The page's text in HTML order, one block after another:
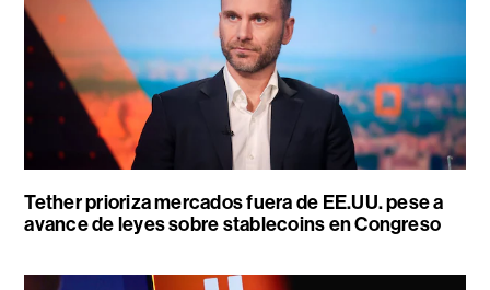
Tether prioriza mercados fuera de EE.UU. pese a
avance de leyes sobre stablecoins en Congreso